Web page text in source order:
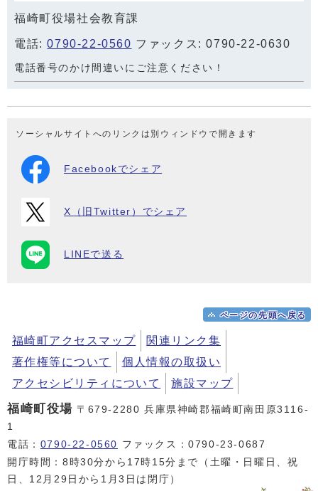
福崎町役場社会教育課
電話:0790-22-0560 ファックス: 0790-22-0630
電話番号のかけ間違いにご注意ください！
ソーシャルサイトへのリンクは別ウィンドウで開きます
Facebookでシェア
X（旧Twitter）でシェア
LINEで送る
ページの先頭へ戻る
福崎町アクセスマップ
関連リンク集
著作権等について
個人情報の取扱い
アクセシビリティについて
施設マップ
福崎町役場 〒679-2280 兵庫県神崎郡福崎町南田原3116-
1
電話： 0790-22-0560 ファックス：0790-23-0687
開庁時間：8時30分から17時15分まで（土曜・日曜日、祝
日、12月29日から1月3日は閉庁）